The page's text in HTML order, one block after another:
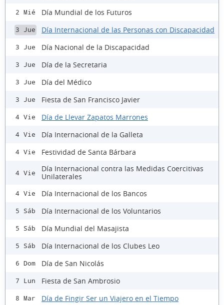
2 Mié Día Mundial de los Futuros
3 Jue Día Internacional de las Personas con Discapacidad
3 Jue Día Nacional de la Discapacidad
3 Jue Día de la Secretaria
3 Jue Día del Médico
3 Jue Fiesta de San Francisco Javier
4 Vie Día de Llevar Zapatos Marrones
4 Vie Día Internacional de la Galleta
4 Vie Festividad de Santa Bárbara
4 Vie
Día Internacional contra las Medidas Coercitivas
Unilaterales
4 Vie Día Internacional de los Bancos
5 Sáb Día Internacional de los Voluntarios
5 Sáb Día Mundial del Masajista
5 Sáb Día Internacional de los Clubes Leo
6 Dom Día de San Nicolás
7 Lun Fiesta de San Ambrosio
8 Mar Día de Fingir Ser un Viajero en el Tiempo